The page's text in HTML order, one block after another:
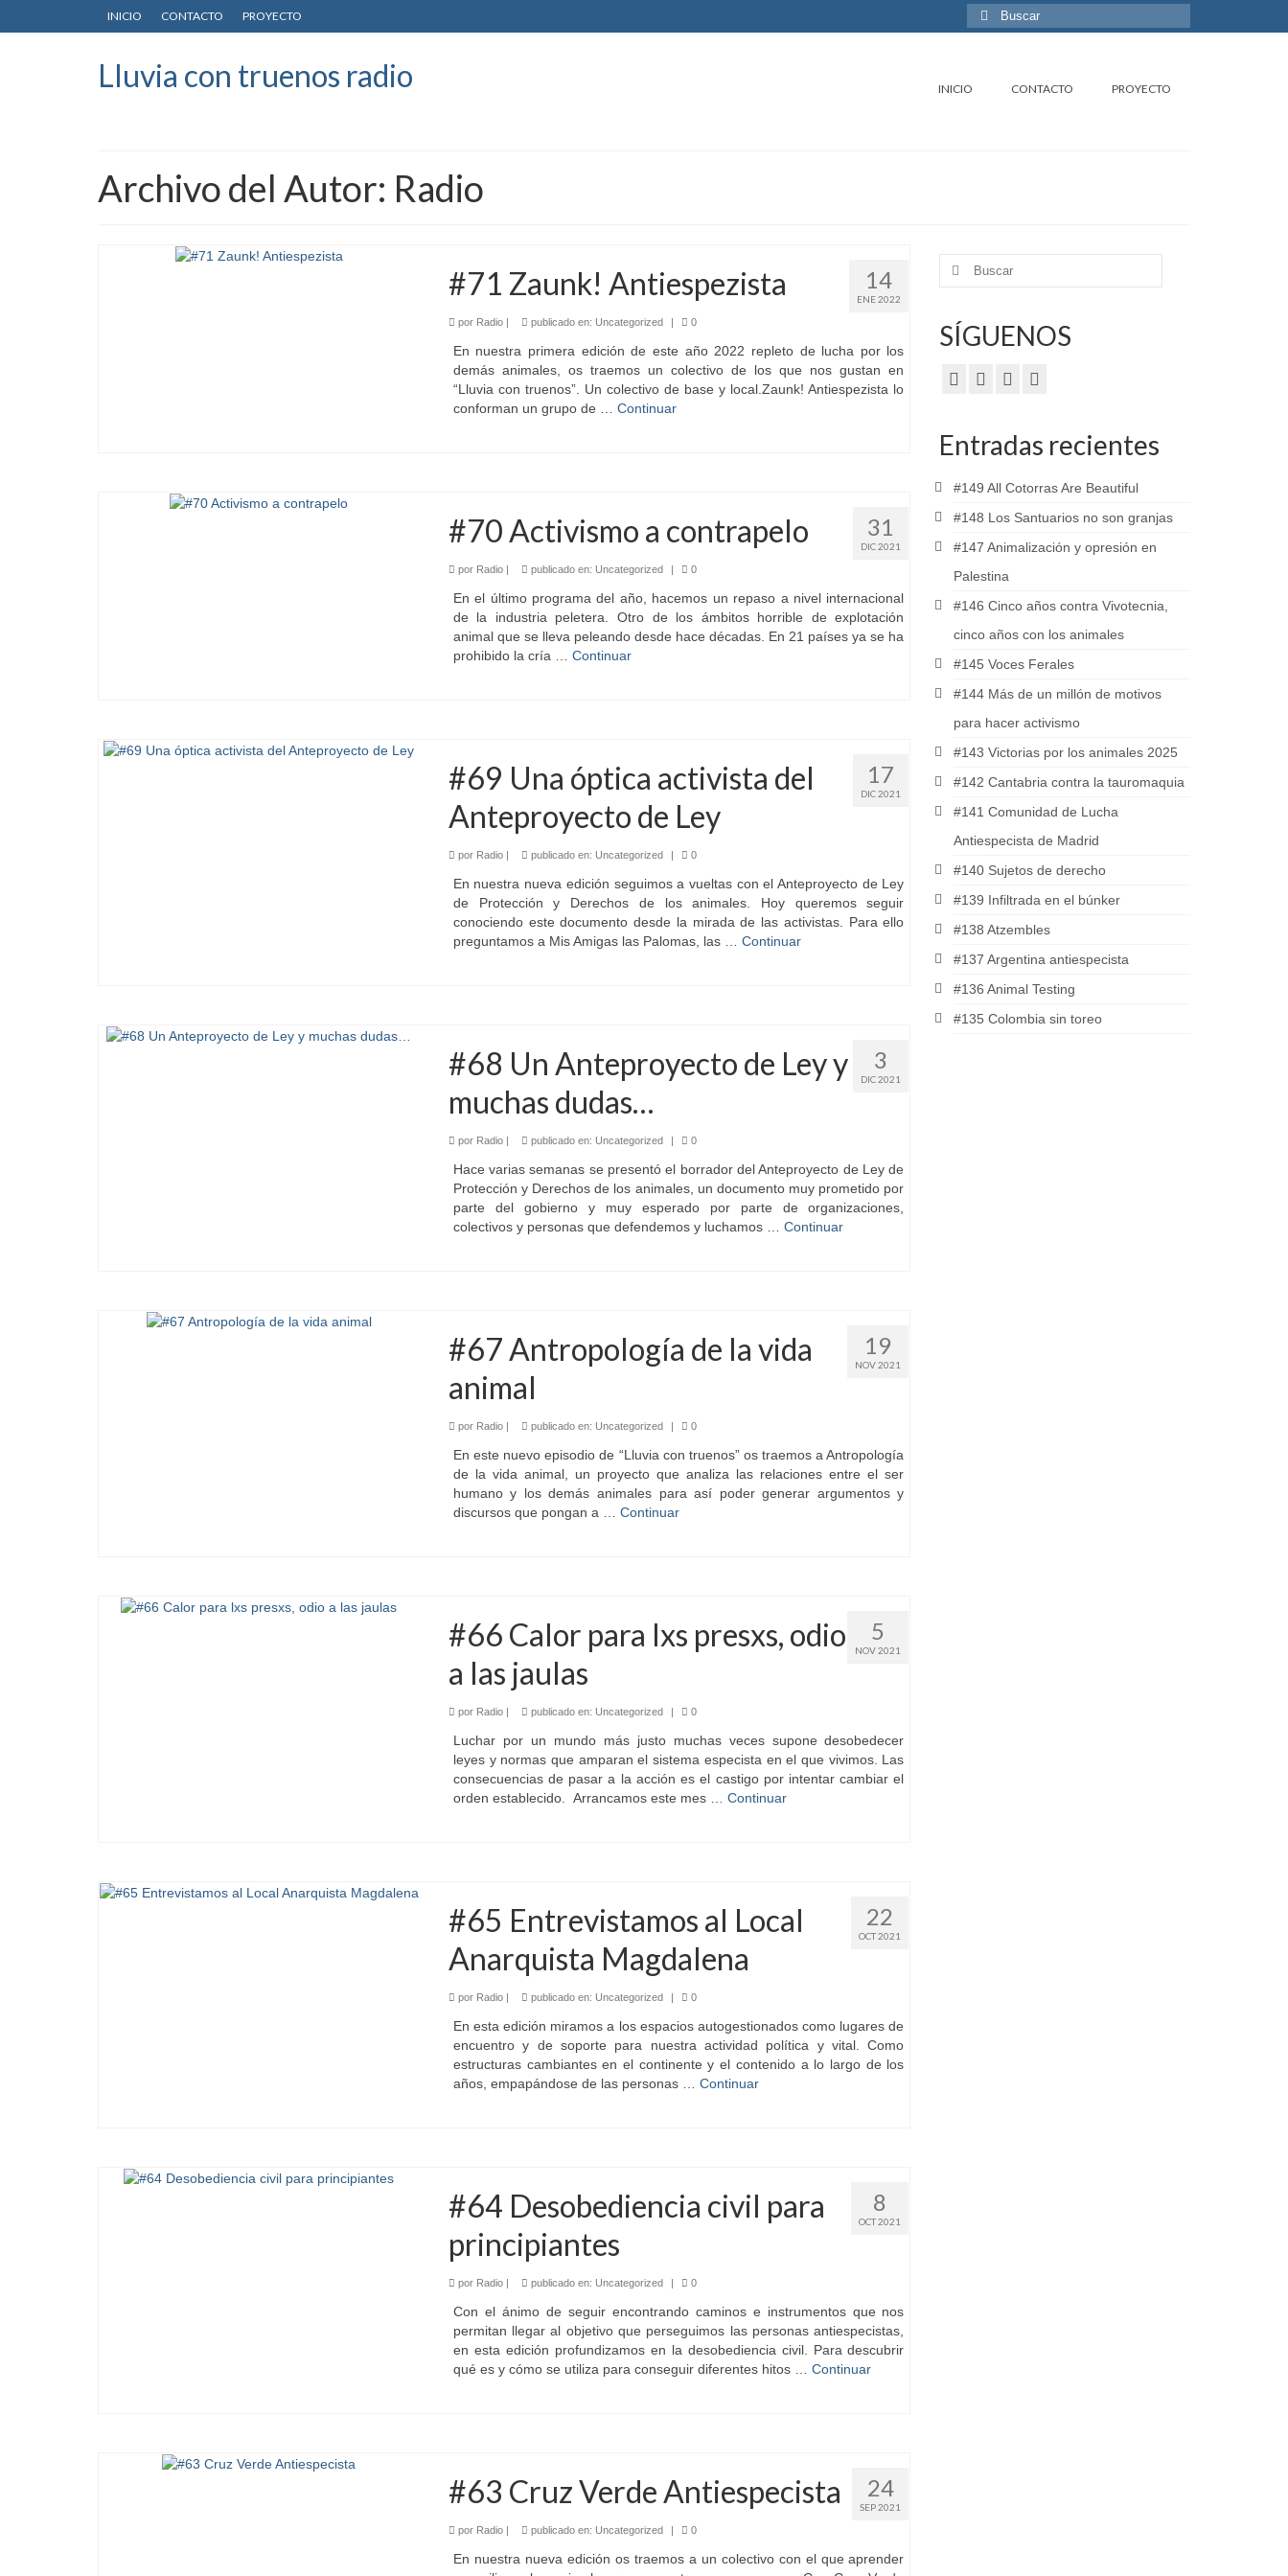
INICIO CONTACTO PROYECTO
Buscar
por:
Lluvia con truenos radio INICIO CONTACTO PROYECTO
Archivo del Autor: Radio
14
ENE 2022
#71 Zaunk! Antiespezista
por Radio| publicado en: Uncategorized | 0
En nuestra primera edición de este año 2022 repleto de lucha por los
demás animales, os traemos un colectivo de los que nos gustan en
“Lluvia con truenos”. Un colectivo de base y local.Zaunk! Antiespezista lo
conforman un grupo de … Continuar
31
DIC 2021
#70 Activismo a contrapelo
por Radio| publicado en: Uncategorized | 0
En el último programa del año, hacemos un repaso a nivel internacional
de la industria peletera. Otro de los ámbitos horrible de explotación
animal que se lleva peleando desde hace décadas. En 21 países ya se ha
prohibido la cría … Continuar
17
DIC 2021
#69 Una óptica activista del
Anteproyecto de Ley
por Radio| publicado en: Uncategorized | 0
En nuestra nueva edición seguimos a vueltas con el Anteproyecto de Ley
de Protección y Derechos de los animales. Hoy queremos seguir
conociendo este documento desde la mirada de las activistas. Para ello
preguntamos a Mis Amigas las Palomas, las … Continuar
3
DIC 2021
#68 Un Anteproyecto de Ley y
muchas dudas…
por Radio| publicado en: Uncategorized | 0
Hace varias semanas se presentó el borrador del Anteproyecto de Ley de
Protección y Derechos de los animales, un documento muy prometido por
parte del gobierno y muy esperado por parte de organizaciones,
colectivos y personas que defendemos y luchamos … Continuar
19
NOV 2021
#67 Antropología de la vida
animal
por Radio| publicado en: Uncategorized | 0
En este nuevo episodio de “Lluvia con truenos” os traemos a Antropología
de la vida animal, un proyecto que analiza las relaciones entre el ser
humano y los demás animales para así poder generar argumentos y
discursos que pongan a … Continuar
5
NOV 2021
#66 Calor para lxs presxs, odio
a las jaulas
por Radio| publicado en: Uncategorized | 0
Luchar por un mundo más justo muchas veces supone desobedecer
leyes y normas que amparan el sistema especista en el que vivimos. Las
consecuencias de pasar a la acción es el castigo por intentar cambiar el
orden establecido. Arrancamos este mes … Continuar
22
OCT 2021
#65 Entrevistamos al Local
Anarquista Magdalena
por Radio| publicado en: Uncategorized | 0
En esta edición miramos a los espacios autogestionados como lugares de
encuentro y de soporte para nuestra actividad política y vital. Como
estructuras cambiantes en el continente y el contenido a lo largo de los
años, empapándose de las personas … Continuar
8
OCT 2021
#64 Desobediencia civil para
principiantes
por Radio| publicado en: Uncategorized | 0
Con el ánimo de seguir encontrando caminos e instrumentos que nos
permitan llegar al objetivo que perseguimos las personas antiespecistas,
en esta edición profundizamos en la desobediencia civil. Para descubrir
qué es y cómo se utiliza para conseguir diferentes hitos … Continuar
24
SEP 2021
#63 Cruz Verde Antiespecista
por Radio| publicado en: Uncategorized | 0
En nuestra nueva edición os traemos a un colectivo con el que aprender
Buscar
SÍGUENOS
Entradas recientes
#149 All Cotorras Are Beautiful
#148 Los Santuarios no son granjas
#147 Animalización y opresión en
Palestina
#146 Cinco años contra Vivotecnia,
cinco años con los animales
#145 Voces Ferales
#144 Más de un millón de motivos
para hacer activismo
#143 Victorias por los animales 2025
#142 Cantabria contra la tauromaquia
#141 Comunidad de Lucha
Antiespecista de Madrid
#140 Sujetos de derecho
#139 Infiltrada en el búnker
#138 Atzembles
#137 Argentina antiespecista
#136 Animal Testing
#135 Colombia sin toreo